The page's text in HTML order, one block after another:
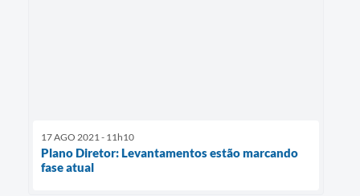
17 AGO 2021 - 11h10
Plano Diretor: Levantamentos estão marcando
fase atual